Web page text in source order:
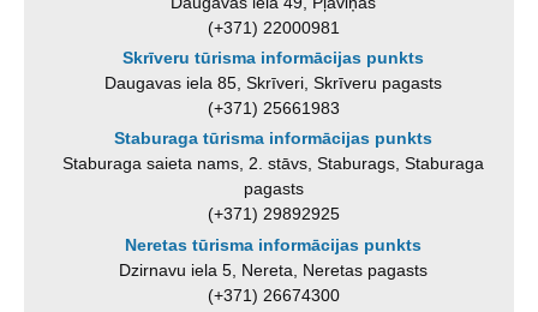
(+371) 22000981
Skrīveru tūrisma informācijas punkts
Daugavas iela 85, Skrīveri, Skrīveru pagasts
(+371) 25661983
Staburaga tūrisma informācijas punkts
Staburaga saieta nams, 2. stāvs, Staburags, Staburaga
pagasts
(+371) 29892925
Neretas tūrisma informācijas punkts
Dzirnavu iela 5, Nereta, Neretas pagasts
(+371) 26674300